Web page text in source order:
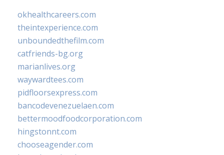
okhealthcareers.com
theintexperience.com
unboundedthefilm.com
catfriends-bg.org
marianlives.org
waywardtees.com
pidfloorsexpress.com
bancodevenezuelaen.com
bettermoodfoodcorporation.com
hingstonnt.com
chooseagender.com